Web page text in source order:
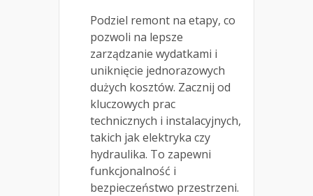
Podziel remont na etapy, co
pozwoli na lepsze
zarządzanie wydatkami i
uniknięcie jednorazowych
dużych kosztów. Zacznij od
kluczowych prac
technicznych i instalacyjnych,
takich jak elektryka czy
hydraulika. To zapewni
funkcjonalność i
bezpieczeństwo przestrzeni.